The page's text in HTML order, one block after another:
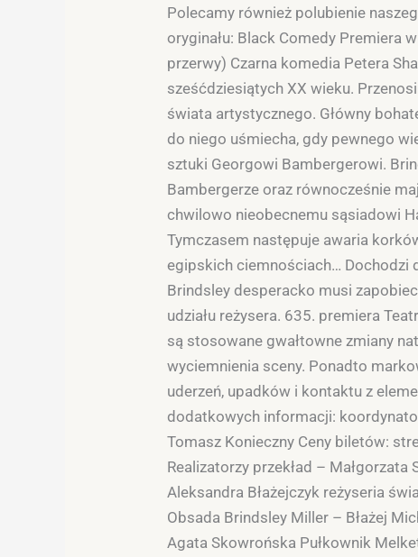
Polecamy również polubienie
oryginału: Black Comedy Premiera
przerwy) Czarna komedia Petera
sześćdziesiątych XX wieku.
świata artystycznego. Główny
do niego uśmiecha, gdy pewnego
sztuki Georgowi Bambergerowi.
Bambergerze oraz równocześnie
chwilowo nieobecnemu sąsiadowi
Tymczasem następuje awaria
egipskich ciemnościach… Dochodzi
Brindsley desperacko musi
udziału reżysera. 635. premiera
są stosowane gwałtowne zmiany
wyciemnienia sceny. Ponadto
uderzeń, upadków i kontaktu z
dodatkowych informacji:
Tomasz Konieczny Ceny biletów:
Realizatorzy przekład –
Aleksandra Błażejczyk reżyseria
Obsada Brindsley Miller – Błażej
Agata Skowrońska Pułkownik